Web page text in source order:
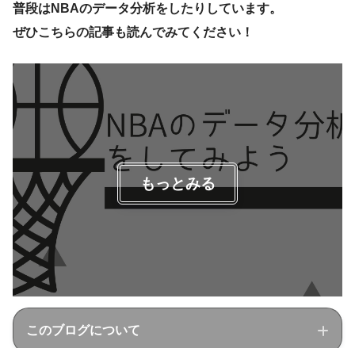
普段はNBAのデータ分析をしたりしています。
ぜひこちらの記事も読んでみてください！
もっとみる
このブログについて